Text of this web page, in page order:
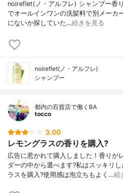
noireflet(ノ・アルフレ) シャンプー香
でオールインワンの洗髪料で別メーカ
にないか探していた…続きを見る
noireflet(ノ・アルフレ)
シャンプー
都内の百貨店で働くBA
tocco
3.00
レモングラスの香りを購入?
広告に惹かれて購入しました！香りが
ダーの中から選べます?私はスッキリ
ラスを購入?使用感は泡立ちもよく…続